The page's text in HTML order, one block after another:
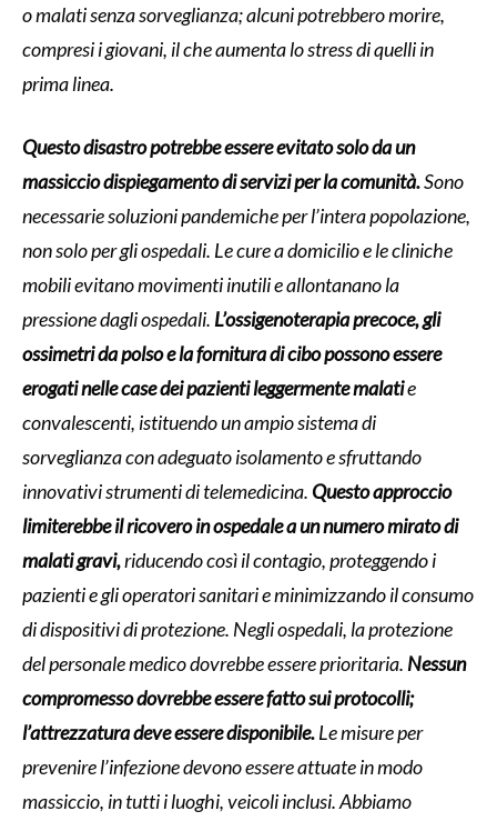
o malati senza sorveglianza; alcuni potrebbero morire,
compresi i giovani, il che aumenta lo stress di quelli in
prima linea.
Questo disastro potrebbe essere evitato solo da un
massiccio dispiegamento di servizi per la comunità.Sono
necessarie soluzioni pandemiche per l’intera popolazione,
non solo per gli ospedali. Le cure a domicilio e le cliniche
mobili evitano movimenti inutili e allontanano la
pressione dagli ospedali. L’ossigenoterapia precoce, gli
ossimetri da polso e la fornitura di cibo possono essere
erogati nelle case dei pazienti leggermente malatie
convalescenti, istituendo un ampio sistema di
sorveglianza con adeguato isolamento e sfruttando
innovativi strumenti di telemedicina. Questo approccio
limiterebbe il ricovero in ospedale a un numero mirato di
malati gravi,riducendo così il contagio, proteggendo i
pazienti e gli operatori sanitari e minimizzando il consumo
di dispositivi di protezione. Negli ospedali, la protezione
del personale medico dovrebbe essere prioritaria. Nessun
compromesso dovrebbe essere fatto sui protocolli;
l’attrezzatura deve essere disponibile.Le misure per
prevenire l’infezione devono essere attuate in modo
massiccio, in tutti i luoghi, veicoli inclusi. Abbiamo